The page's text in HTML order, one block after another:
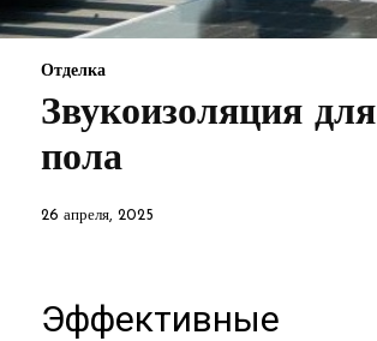
Отделка
Звукоизоляция для
пола
26 апреля, 2025
Эффективные